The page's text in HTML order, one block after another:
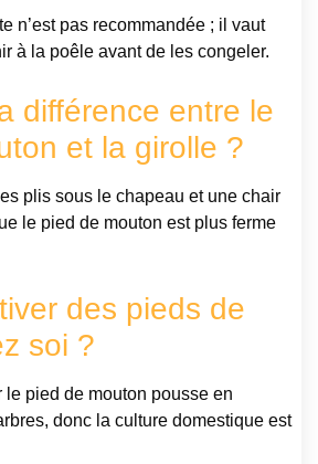
n’est pas recommandée ; il vaut
à la poêle avant de les congeler.
différence entre le
et la girolle ?
plis sous le chapeau et une chair
le pied de mouton est plus ferme
des pieds de
soi ?
le pied de mouton pousse en
donc la culture domestique est